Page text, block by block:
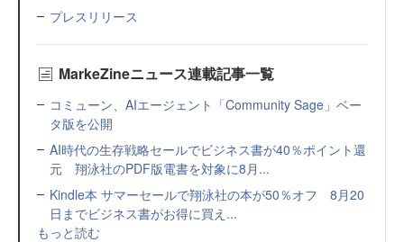
プレスリリース
MarkeZineニュース連載記事一覧
コミューン、AIエージェント「Community Sage」ベー
タ版を公開
AI時代の生存戦略セールでビジネス書が40％ポイント還
元 翔泳社のPDF版電書を対象に8月...
Kindle本 サマーセールで翔泳社の本が50％オフ 8月20
日までビジネス書がお得に買え...
もっと読む